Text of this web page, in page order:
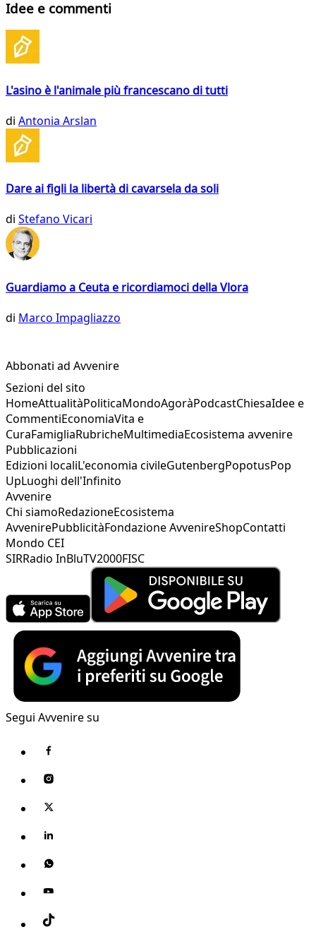
Idee e commenti
L'asino è l'animale più francescano di tutti
di Antonia Arslan
Dare ai figli la libertà di cavarsela da soli
di Stefano Vicari
Guardiamo a Ceuta e ricordiamoci della Vlora
di Marco Impagliazzo
Abbonati ad Avvenire
Sezioni del sito
HomeAttualitàPoliticaMondoAgoràPodcastChiesaIdee e
CommentiEconomiaVita e
CuraFamigliaRubricheMultimediaEcosistema avvenire
Pubblicazioni
Edizioni localiL'economia civileGutenbergPopotusPop
UpLuoghi dell'Infinito
Avvenire
Chi siamoRedazioneEcosistema
AvvenirePubblicitàFondazione AvvenireShopContatti
Mondo CEI
SIRRadio InBluTV2000FISC
Segui Avvenire su